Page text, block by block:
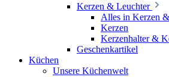
Kerzen & Leuchter
Alles in Kerzen
Kerzen
Kerzenhalter &
Geschenkartikel
Küchen
Unsere Küchenwelt